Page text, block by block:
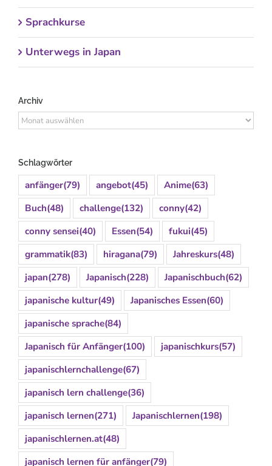
Sprachkurse
Unterwegs in Japan
Archiv
Archiv
Schlagwörter
anfänger(79) angebot(45) Anime(63)
Buch(48) challenge(132) conny(42)
conny sensei(40) Essen(54) fukui(45)
grammatik(83) hiragana(79) Jahreskurs(48)
japan(278) Japanisch(228) Japanischbuch(62)
japanische kultur(49) Japanisches Essen(60)
japanische sprache(84)
Japanisch für Anfänger(100) japanischkurs(57)
japanischlernchallenge(67)
japanisch lern challenge(36)
japanisch lernen(271) Japanischlernen(198)
japanischlernen.at(48)
japanisch lernen für anfänger(79)